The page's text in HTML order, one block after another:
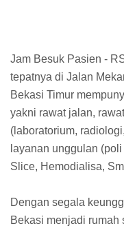
Jam Besuk Pasien -
tepatnya di Jalan
Bekasi Timur
yakni rawat jalan,
(laboratorium,
layanan unggulan
Slice, Hemodialisa,
Dengan segala
Bekasi menjadi rumah